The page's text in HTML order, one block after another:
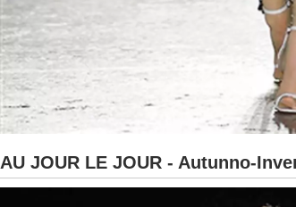
AU JOUR LE JOUR - Autunno-